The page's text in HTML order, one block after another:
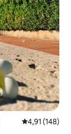
Gemiddelde
4,91 (148)